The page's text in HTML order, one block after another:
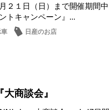
１日（日）まで開催期間中
トキャンペーン』...
日産のお店
商談会』